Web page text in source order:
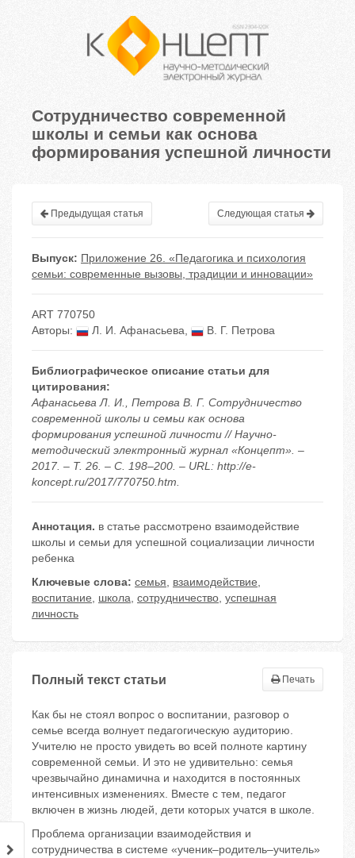
Сотрудничество современной
школы и семьи как основа
формирования успешной личности
Предыдущая статья Следующая статья
Выпуск: Приложение 26. «Педагогика и психология
семьи: современные вызовы, традиции и инновации»
ART 770750
Авторы:
Л. И. Афанасьева, В. Г. Петрова
Библиографическое описание статьи для
цитирования:
Афанасьева Л. И., Петрова В. Г. Сотрудничество
современной школы и семьи как основа
формирования успешной личности // Научно-
методический электронный журнал «Концепт». –
2017. – Т. 26. – С. 198–200. – URL: http://e-
koncept.ru/2017/770750.htm.
Аннотация. в статье рассмотрено взаимодействие
школы и семьи для успешной социализации личности
ребенка
Ключевые слова: семья, взаимодействие,
воспитание, школа, сотрудничество, успешная
личность
Полный текст статьи Печать
Как бы не стоял вопрос о воспитании, разговор о
семье всегда волнует педагогическую аудиторию.
Учителю не просто увидеть во всей полноте картину
современной семьи. И это не удивительно: семья
чрезвычайно динамична и находится в постоянных
интенсивных изменениях. Вместе с тем, педагог
включен в жизнь людей, дети которых учатся в школе.
Проблема организации взаимодействия и
сотрудничества в системе «ученик–родитель–учитель»